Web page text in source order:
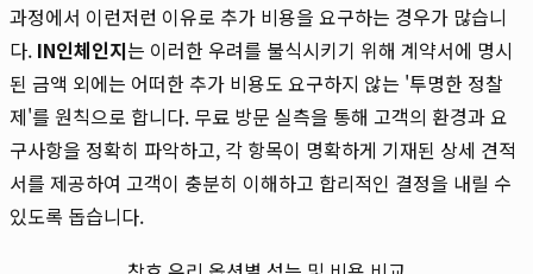
과정에서 이런저런 이유로 추가 비용을 요구하는 경우가 많습니
다. IN인체인지는 이러한 우려를 불식시키기 위해 계약서에 명시
된 금액 외에는 어떠한 추가 비용도 요구하지 않는 '투명한 정찰
제'를 원칙으로 합니다. 무료 방문 실측을 통해 고객의 환경과 요
구사항을 정확히 파악하고, 각 항목이 명확하게 기재된 상세 견적
서를 제공하여 고객이 충분히 이해하고 합리적인 결정을 내릴 수
있도록 돕습니다.